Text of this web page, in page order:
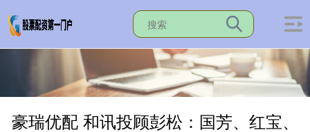
豪瑞优配 和讯投顾彭松：国芳、红宝、